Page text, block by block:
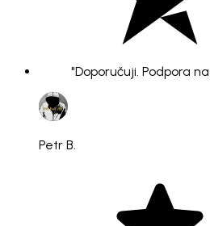
"Doporučuji. Podpora
Petr B.